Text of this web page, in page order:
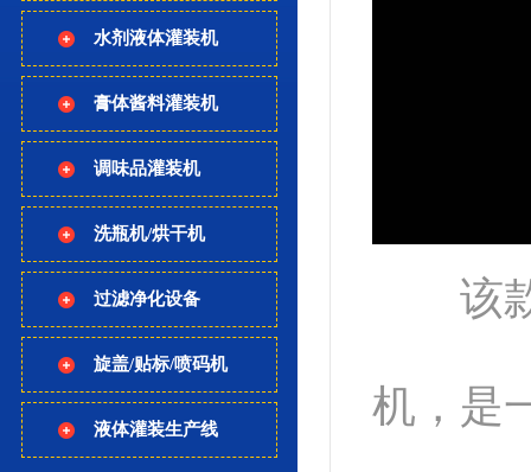
水剂液体灌装机
膏体酱料灌装机
调味品灌装机
洗瓶机/烘干机
过滤净化设备
旋盖/贴标/喷码机
液体灌装生产线
该款
机，是